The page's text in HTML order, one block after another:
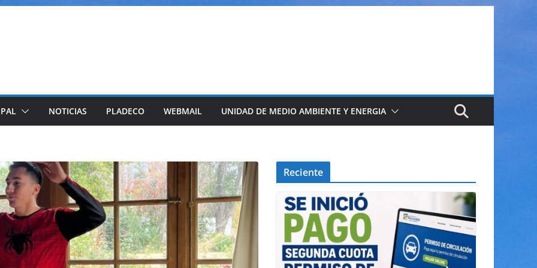
NOTICIAS PLADECO WEBMAIL UNIDAD DE MEDIO AMBIENTE Y ENERGIA
Reciente